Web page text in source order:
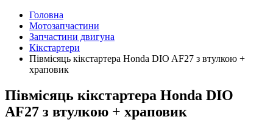
Головна
Мотозапчастини
Запчастини двигуна
Кікстартери
Півмісяць кікстартера Honda DIO AF27 з втулкою +
храповик
Півмісяць кікстартера Honda DIO
AF27 з втулкою + храповик